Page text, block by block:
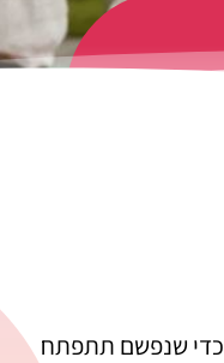
כדי שנפשם תתפתח